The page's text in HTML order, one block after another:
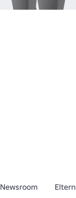
Newsroom Eltern